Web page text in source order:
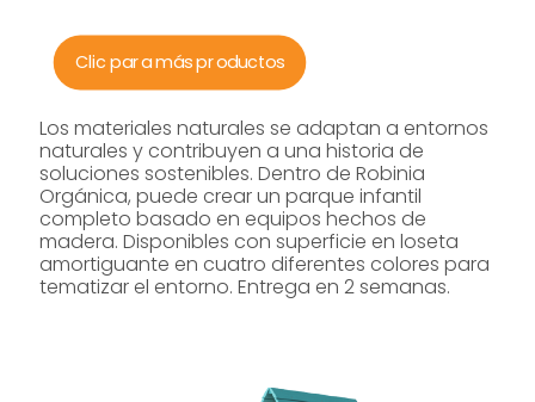
Clic para más productos
Los materiales naturales se adaptan a entornos
naturales y contribuyen a una historia de
soluciones sostenibles. Dentro de Robinia
Orgánica, puede crear un parque infantil
completo basado en equipos hechos de
madera. Disponibles con superficie en loseta
amortiguante en cuatro diferentes colores para
tematizar el entorno. Entrega en 2 semanas.